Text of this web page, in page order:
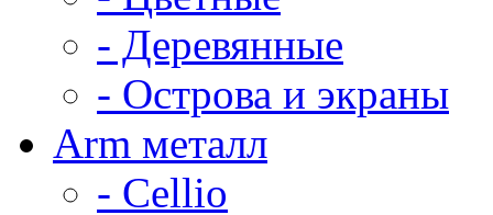
- Деревянные
- Острова и экраны
Arm металл
- Cellio